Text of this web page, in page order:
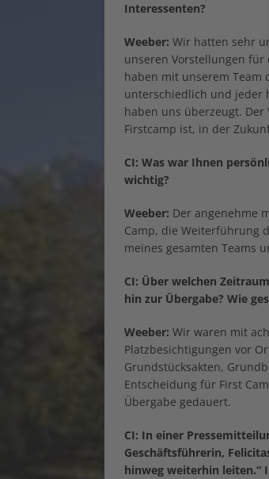
Interessenten?
Weeber: Wir hatten sehr
unseren Vorstellungen für
haben mit unserem Team
unterschiedlich und jeder
haben uns überzeugt.
Firstcamp ist, in der
CI: Was war Ihnen
wichtig?
Weeber: Der angenehme
Camp, die Weiterführung
meines gesamten Teams
CI: Über welchen
hin zur Übergabe? Wie
Weeber: Wir waren mit
Platzbesichtigungen vor
Grundstücksakten,
Entscheidung für First
Übergabe gedauert.
CI: In einer
Geschäftsführerin,
hinweg weiterhin leiten.“